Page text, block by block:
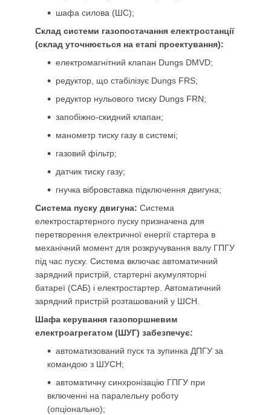
шафа силова (ШС);
Склад системи газопостачання електростанції
(склад уточнюється на етапі проектування):
електромагнітний клапан Dungs DMVD;
редуктор, що стабілізує Dungs FRS;
редуктор нульового тиску Dungs FRN;
запобіжно-скидний клапан;
манометр тиску газу в системі;
газовий фільтр;
датчик тиску газу;
гнучка вібровставка підключення двигуна;
Система пуску двигуна: Система
електростартерного пуску призначена для
перетворення електричної енергії стартера в
механічний момент для розкручування валу ГПГУ
під час пуску. Система включає автоматичний
зарядний пристрій, стартерні акумуляторні
батареї (САБ) і електростартер. Автоматичний
зарядний пристрій розташований у ШСН.
Шафа керування газопоршневим
електроагрегатом (ШУГ) забезпечує:
автоматизований пуск та зупинка ДПГУ за
командою з ШУСН;
автоматичну синхронізацію ГПГУ при
включенні на паралельну роботу
(опціонально);